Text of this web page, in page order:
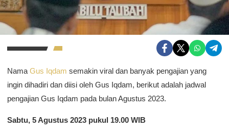
Nama Gus Iqdam semakin viral dan banyak pengajian yang
ingin dihadiri dan diisi oleh Gus Iqdam, berikut adalah jadwal
pengajian Gus Iqdam pada bulan Agustus 2023.
Sabtu, 5 Agustus 2023 pukul 19.00 WIB